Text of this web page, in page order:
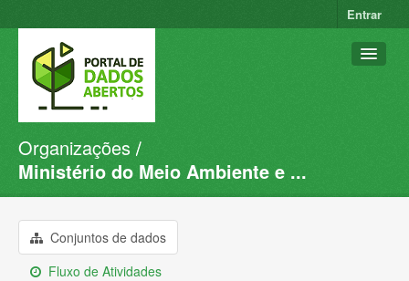
Entrar
Conjuntos de dados
Organizações
Sobre
Organizações
Ministério do Meio Ambiente e ...
Conjuntos de dados
Fluxo de Atividades